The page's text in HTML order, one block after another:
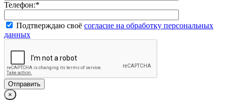
Телефон:*
Подтверждаю своё согласие на обработку персональных
данных
×